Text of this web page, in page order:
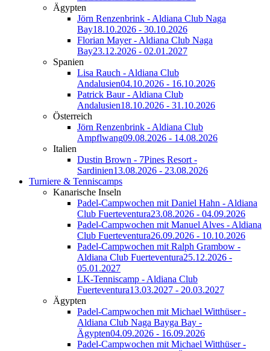
Ägypten
Jörn Renzenbrink - Aldiana Club Naga
Bay18.10.2026 - 30.10.2026
Florian Mayer - Aldiana Club Naga
Bay23.12.2026 - 02.01.2027
Spanien
Lisa Rauch - Aldiana Club
Andalusien04.10.2026 - 16.10.2026
Patrick Baur - Aldiana Club
Andalusien18.10.2026 - 31.10.2026
Österreich
Jörn Renzenbrink - Aldiana Club
Ampflwang09.08.2026 - 14.08.2026
Italien
Dustin Brown - 7Pines Resort -
Sardinien13.08.2026 - 23.08.2026
Turniere & Tenniscamps
Kanarische Inseln
Padel-Campwochen mit Daniel Hahn - Aldiana
Club Fuerteventura23.08.2026 - 04.09.2026
Padel-Campwochen mit Manuel Alves - Aldiana
Club Fuerteventura26.09.2026 - 10.10.2026
Padel-Campwochen mit Ralph Grambow -
Aldiana Club Fuerteventura25.12.2026 -
05.01.2027
LK-Tenniscamp - Aldiana Club
Fuerteventura13.03.2027 - 20.03.2027
Ägypten
Padel-Campwochen mit Michael Witthüser -
Aldiana Club Naga Bayga Bay -
Ägypten04.09.2026 - 16.09.2026
Padel-Campwochen mit Michael Witthüser -